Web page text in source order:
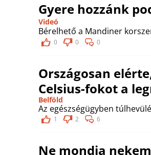
Gyere hozzánk
Videó
Bérelhető a Mandiner
0 0 0
Országosan
Celsius-fokot a
Belföld
Az egészségügyben
1 2 6
Ne mondja